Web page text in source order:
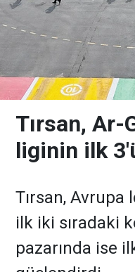
Tırsan, Ar-
liginin ilk
Tırsan, Avrupa
ilk iki sıradaki
pazarında ise